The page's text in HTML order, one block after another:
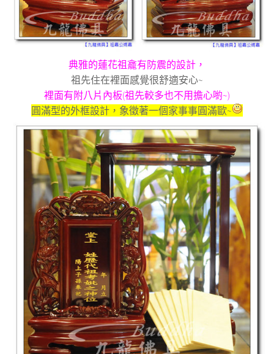
典雅的蓮花祖龕有防震的設計，
祖先住在裡面感覺很舒適安心~
裡面有附八片內板(祖先較多也不用擔心喲~)
圓滿型的外框設計，象徵著一個家事事圓滿歐~